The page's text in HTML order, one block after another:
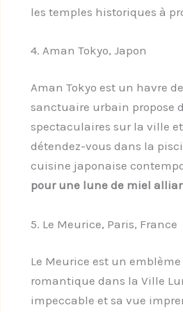
les temples historiques à
4. Aman Tokyo, Japon
Aman Tokyo est un havre
sanctuaire urbain propose
spectaculaires sur la ville
détendez-vous dans la
cuisine japonaise
pour une lune de miel
5. Le Meurice, Paris, France
Le Meurice est un
romantique dans la Ville
impeccable et sa vue